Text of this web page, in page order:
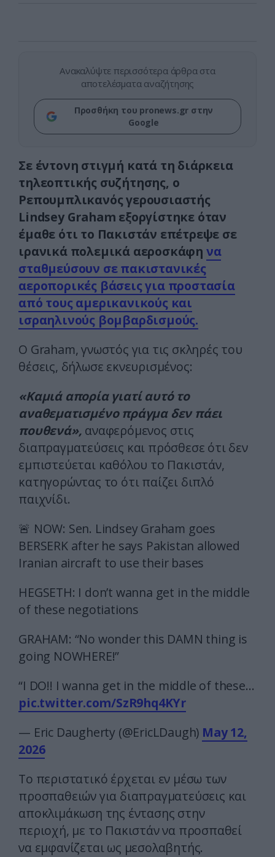
Ανακαλύψτε περισσότερα άρθρα στα
αποτελέσματα αναζήτησης
Προσθήκη του pronews.gr στην
Google
Σε έντονη στιγμή κατά τη διάρκεια
τηλεοπτικής συζήτησης, ο
Ρεπουμπλικανός γερουσιαστής
Lindsey Graham εξοργίστηκε όταν
έμαθε ότι το Πακιστάν επέτρεψε σε
ιρανικά πολεμικά αεροσκάφη να
σταθμεύσουν σε πακιστανικές
αεροπορικές βάσεις για προστασία
από τους αμερικανικούς και
ισραηλινούς βομβαρδισμούς.
Ο Graham, γνωστός για τις σκληρές του
θέσεις, δήλωσε εκνευρισμένος:
«Καμιά απορία γιατί αυτό το
αναθεματισμένο πράγμα δεν πάει
πουθενά», αναφερόμενος στις
διαπραγματεύσεις και πρόσθεσε ότι δεν
εμπιστεύεται καθόλου το Πακιστάν,
κατηγορώντας το ότι παίζει διπλό
παιχνίδι.
🚨 NOW: Sen. Lindsey Graham goes
BERSERK after he says Pakistan allowed
Iranian aircraft to use their bases
HEGSETH: I don’t wanna get in the middle
of these negotiations
GRAHAM: “No wonder this DAMN thing is
going NOWHERE!”
“I DO!! I wanna get in the middle of these…
pic.twitter.com/SzR9hq4KYr
— Eric Daugherty (@EricLDaugh) May 12,
2026
Το περιστατικό έρχεται εν μέσω των
προσπαθειών για διαπραγματεύσεις και
αποκλιμάκωση της έντασης στην
περιοχή, με το Πακιστάν να προσπαθεί
να εμφανίζεται ως μεσολαβητής.